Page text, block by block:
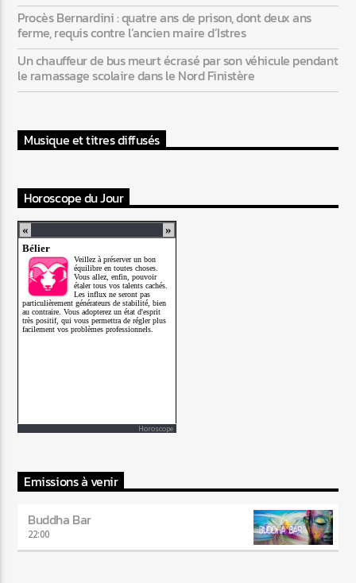
Procès Bernardini : quatre ans de prison, dont deux ans
ferme, requis contre l’ancien maire d’Istres
Un chauffeur de bus meurt écrasé par son véhicule pendant
le ramassage scolaire dans le Nord Finistère
Musique et titres diffusés
Horoscope du Jour
Horoscope
Emissions à venir
Buddha Bar
22:00